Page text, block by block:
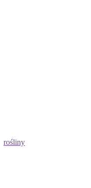
rośliny